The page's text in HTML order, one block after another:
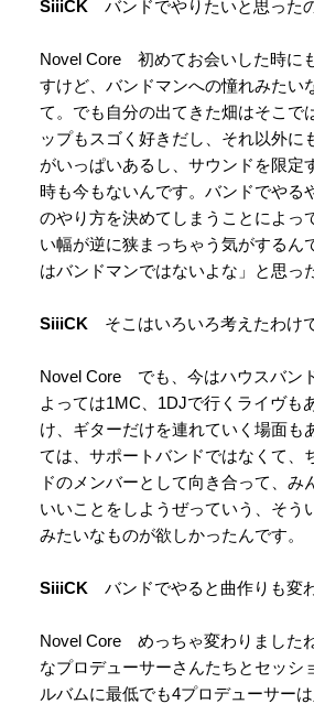
SiiiCK バンドでやりたいと思った
Novel Core 初めてお会いした時に
すけど、バンドマンへの憧れみたい
て。でも自分の出てきた畑はそこで
ップもスゴく好きだし、それ以外に
がいっぱいあるし、サウンドを限定
時も今もないんです。バンドでやる
のやり方を決めてしまうことによっ
い幅が逆に狭まっちゃう気がするん
はバンドマンではないよな」と思っ
SiiiCK そこはいろいろ考えたわけ
Novel Core でも、今はハウスバン
よっては1MC、1DJで行くライヴも
け、ギターだけを連れていく場面も
ては、サポートバンドではなくて、
ドのメンバーとして向き合って、み
いいことをしようぜっていう、そう
みたいなものが欲しかったんです。
SiiiCK バンドでやると曲作りも変
Novel Core めっちゃ変わりました
なプロデューサーさんたちとセッシ
ルバムに最低でも4プロデューサー